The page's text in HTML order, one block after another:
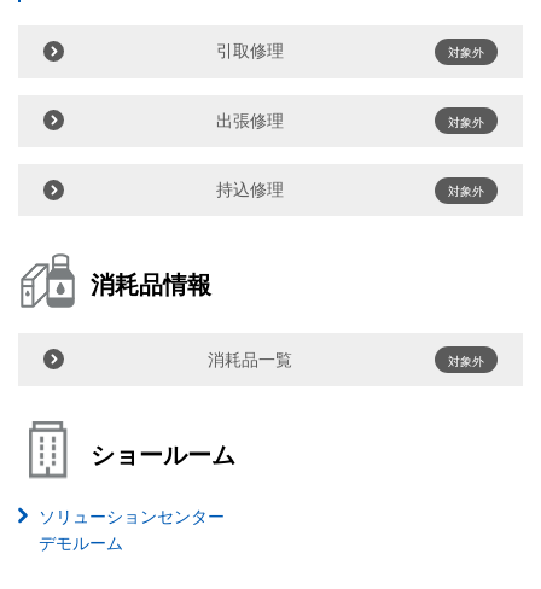
引取修理 対象外
出張修理 対象外
持込修理 対象外
消耗品情報
消耗品一覧 対象外
ショールーム
ソリューションセンター
デモルーム